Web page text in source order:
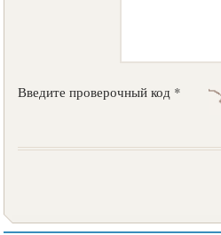
Введите проверочный код *